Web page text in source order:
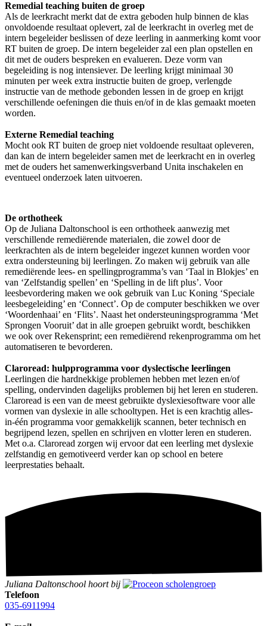
Remedial teaching buiten de groep
Als de leerkracht merkt dat de extra geboden hulp binnen de klas
onvoldoende resultaat oplevert, zal de leerkracht in overleg met de
intern begeleider beslissen of deze leerling in aanmerking komt voor
RT buiten de groep. De intern begeleider zal een plan opstellen en
dit met de ouders bespreken en evalueren. Deze vorm van
begeleiding is nog intensiever. De leerling krijgt minimaal 30
minuten per week extra instructie buiten de groep, verlengde
instructie van de methode gebonden lessen in de groep en krijgt
verschillende oefeningen die thuis en/of in de klas gemaakt moeten
worden.
Externe Remedial teaching
Mocht ook RT buiten de groep niet voldoende resultaat opleveren,
dan kan de intern begeleider samen met de leerkracht en in overleg
met de ouders het samenwerkingsverband Unita inschakelen en
eventueel onderzoek laten uitvoeren.
De orthotheek
Op de Juliana Daltonschool is een orthotheek aanwezig met
verschillende remediërende materialen, die zowel door de
leerkrachten als de intern begeleider ingezet kunnen worden voor
extra ondersteuning bij leerlingen. Zo maken wij gebruik van alle
remediërende lees- en spellingprogramma’s van ‘Taal in Blokjes’ en
van ‘Zelfstandig spellen’ en ‘Spelling in de lift plus’. Voor
leesbevordering maken we ook gebruik van Luc Koning ‘Speciale
leesbegeleiding’ en ‘Connect’. Op de computer beschikken we over
‘Woordenhaai’ en ‘Flits’. Naast het ondersteuningsprogramma ‘Met
Sprongen Vooruit’ dat in alle groepen gebruikt wordt, beschikken
we ook over Rekensprint; een remediërend rekenprogramma om het
automatiseren te bevorderen.
Claroread: hulpprogramma voor dyslectische leerlingen
Leerlingen die hardnekkige problemen hebben met lezen en/of
spelling, ondervinden dagelijks problemen bij het leren en studeren.
Claroread is een van de meest gebruikte dyslexiesoftware voor alle
vormen van dyslexie in alle schooltypen. Het is een krachtig alles-
in-één programma voor gemakkelijk scannen, beter technisch en
begrijpend lezen, spellen en schrijven en vlotter leren en studeren.
Met o.a. Claroread zorgen wij ervoor dat een leerling met dyslexie
zelfstandig en gemotiveerd verder kan op school en betere
leerprestaties behaalt.
Juliana Daltonschool hoort bij
Telefoon
035-6911994